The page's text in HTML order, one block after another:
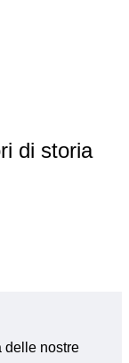
di storia
delle nostre